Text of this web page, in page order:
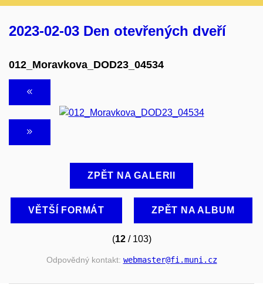
2023-02-03 Den otevřených dveří
012_Moravkova_DOD23_04534
ZPĚT NA GALERII
VĚTŠÍ FORMÁT ZPĚT NA ALBUM
(12/ 103)
Odpovědný kontakt: webmaster@fi.muni.cz